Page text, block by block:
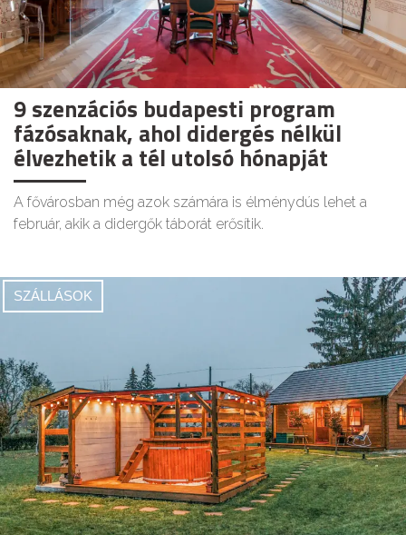
9 szenzációs budapesti program
fázósaknak, ahol didergés nélkül
élvezhetik a tél utolsó hónapját
A fővárosban még azok számára is élménydús lehet a
február, akik a didergők táborát erősítik.
SZÁLLÁSOK